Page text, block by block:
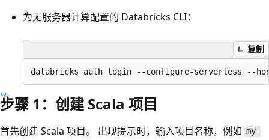
为无服务器计算配置的 Databricks CLI：
复制
步骤 1：创建 Scala 项目
首先创建 Scala 项目。 出现提示时，输入项目名称，例如 my-